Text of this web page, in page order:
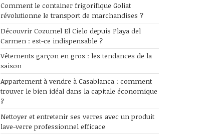
Comment le container frigorifique Goliat
révolutionne le transport de marchandises ?
Découvrir Cozumel El Cielo depuis Playa del
Carmen : est-ce indispensable ?
Vêtements garçon en gros : les tendances de la
saison
Appartement à vendre à Casablanca : comment
trouver le bien idéal dans la capitale économique
?
Nettoyer et entretenir ses verres avec un produit
lave-verre professionnel efficace